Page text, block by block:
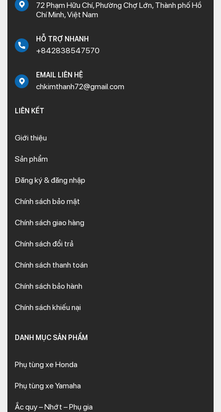
72 Phạm Hữu Chí, Phường Chợ Lớn, Thành phố Hồ
Chí Minh, Việt Nam
HỖ TRỢ NHANH
+842838547570
EMAIL LIÊN HỆ
chkimthanh72@gmail.com
LIÊN KẾT
Giới thiệu
Sản phẩm
Đăng ký & đăng nhập
Chính sách bảo mật
Chính sách giao hàng
Chính sách đổi trả
Chính sách thanh toán
Chính sách bảo hành
Chính sách khiếu nại
DANH MỤC SẢN PHẨM
Phụ tùng xe Honda
Phụ tùng xe Yamaha
Ắc quy – Nhớt – Phụ gia